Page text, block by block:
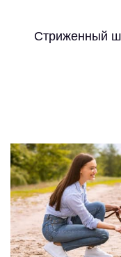
Стриженный